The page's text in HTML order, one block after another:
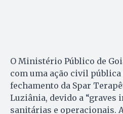
O Ministério Público de
com uma ação civil pública
fechamento da Spar
Luziânia, devido a “graves
sanitárias e operacionais.